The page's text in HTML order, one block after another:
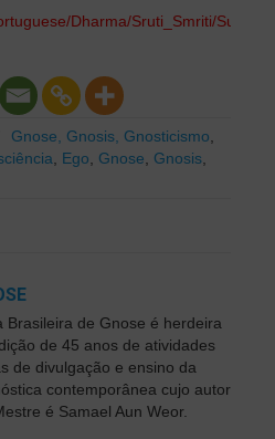
Dharma/Sruti_Smriti/Sutras/
Gnose, Gnosis, Gnosticismo
Ego Gnose Gnosis
Brasileira de Gnose é herdeira
de 45 anos de atividades
de divulgação e ensino da
contemporânea cujo autor
é Samael Aun Weor.